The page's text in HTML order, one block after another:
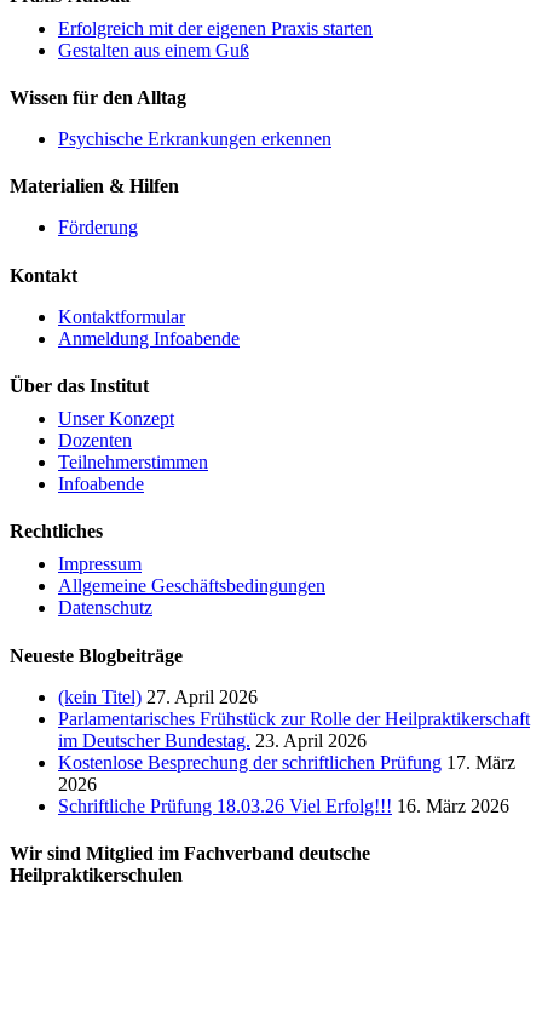
Erfolgreich mit der eigenen Praxis starten
Gestalten aus einem Guß
Wissen für den Alltag
Psychische Erkrankungen erkennen
Materialien & Hilfen
Förderung
Kontakt
Kontaktformular
Anmeldung Infoabende
Über das Institut
Unser Konzept
Dozenten
Teilnehmerstimmen
Infoabende
Rechtliches
Impressum
Allgemeine Geschäftsbedingungen
Datenschutz
Neueste Blogbeiträge
(kein Titel) 27. April 2026
Parlamentarisches Frühstück zur Rolle der Heilpraktikerschaft
im Deutscher Bundestag. 23. April 2026
Kostenlose Besprechung der schriftlichen Prüfung 17. März
2026
Schriftliche Prüfung 18.03.26 Viel Erfolg!!! 16. März 2026
Wir sind Mitglied im Fachverband deutsche
Heilpraktikerschulen